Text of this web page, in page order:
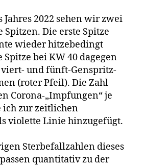
Jahres 2022 sehen wir zwei
Die erste Spitze
wieder hitzebedingt
bei KW 40 dagegen
und fünft-Genspritz-
(roter Pfeil). Die Zahl
Corona-„Impfungen“ je
ich zur zeitlichen
violette Linie hinzugefügt.
Sterbefallzahlen dieses
quantitativ zu der